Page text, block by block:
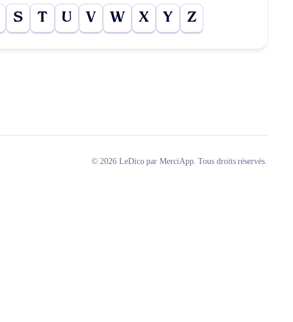
S T U V W X Y Z
© 2026 LeDico par MerciApp. Tous droits réservés.